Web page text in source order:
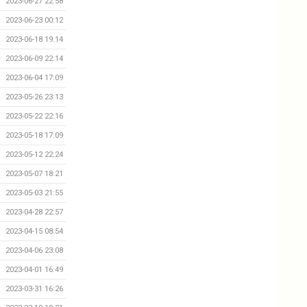
2023-06-23 00:12
2023-06-18 19:14
2023-06-09 22:14
2023-06-04 17:09
2023-05-26 23:13
2023-05-22 22:16
2023-05-18 17:09
2023-05-12 22:24
2023-05-07 18:21
2023-05-03 21:55
2023-04-28 22:57
2023-04-15 08:54
2023-04-06 23:08
2023-04-01 16:49
2023-03-31 16:26